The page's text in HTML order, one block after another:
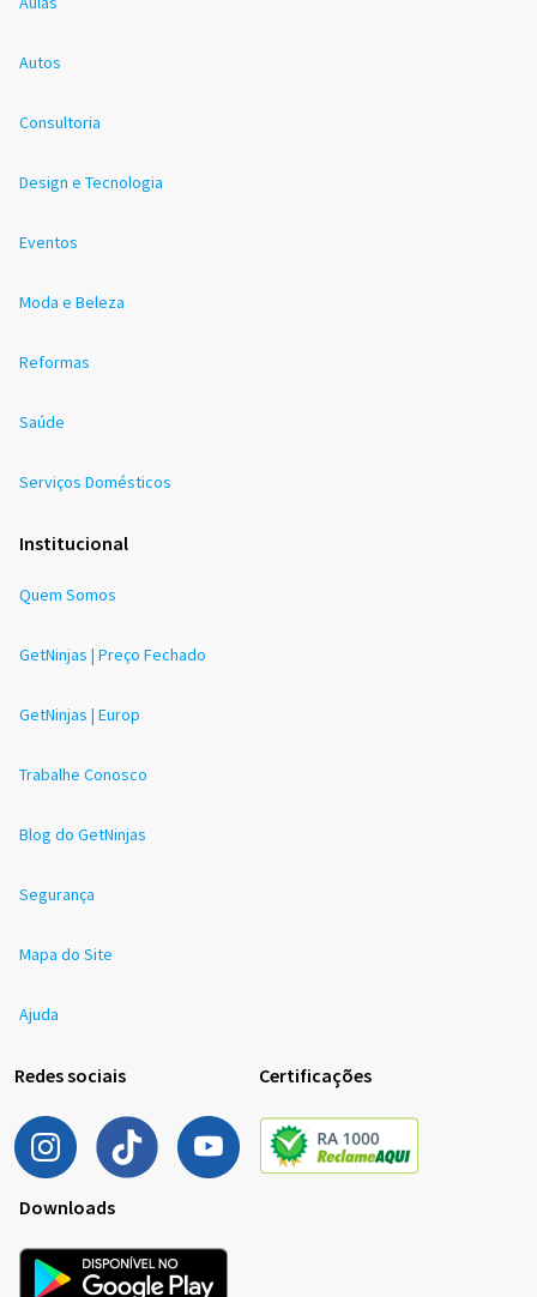
Autos
Consultoria
Design e Tecnologia
Eventos
Moda e Beleza
Reformas
Saúde
Serviços Domésticos
Institucional
Quem Somos
GetNinjas | Preço Fechado
GetNinjas | Europ
Trabalhe Conosco
Blog do GetNinjas
Segurança
Mapa do Site
Ajuda
Redes sociais Certificações
Downloads